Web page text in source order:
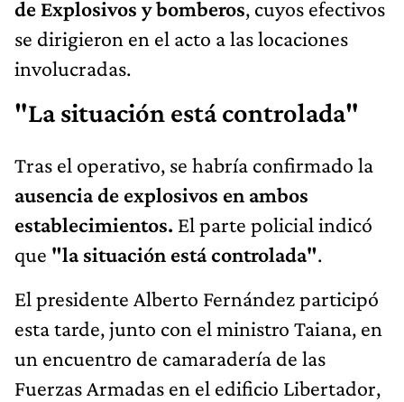
de Explosivos y bomberos, cuyos efectivos
se dirigieron en el acto a las locaciones
involucradas.
"La situación está controlada"
Tras el operativo, se habría confirmado la
ausencia de explosivos en ambos
establecimientos. El parte policial indicó
que "la situación está controlada".
El presidente Alberto Fernández participó
esta tarde, junto con el ministro Taiana, en
un encuentro de camaradería de las
Fuerzas Armadas en el edificio Libertador,